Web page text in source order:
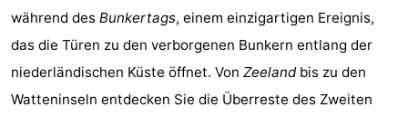
Egmond
Kustpark
aan
Hotels
(mit
Lastminutes
während des Bunkertags, einem einzigartigen Ereignis,
das die Türen zu den verborgenen Bunkern entlang der
niederländischen Küste öffnet. Von Zeelandbis zu den
Watteninseln entdecken Sie die Überreste des Zweiten